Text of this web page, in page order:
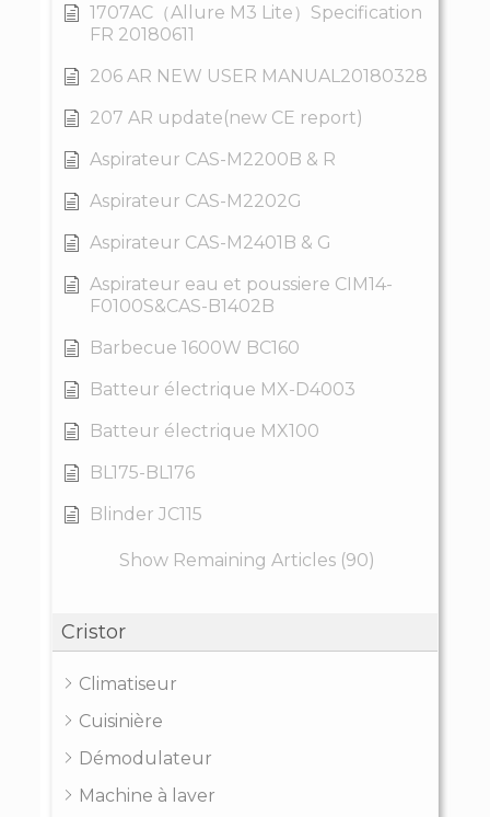
1707AC（Allure M3 Lite）Specification
FR 20180611
206 AR NEW USER MANUAL20180328
207 AR update(new CE report)
Aspirateur CAS-M2200B & R
Aspirateur CAS-M2202G
Aspirateur CAS-M2401B & G
Aspirateur eau et poussiere CIM14-
F0100S&CAS-B1402B
Barbecue 1600W BC160
Batteur électrique MX-D4003
Batteur électrique MX100
BL175-BL176
Blinder JC115
Show Remaining Articles (90)
Cristor
Climatiseur
Cuisinière
Démodulateur
Machine à laver